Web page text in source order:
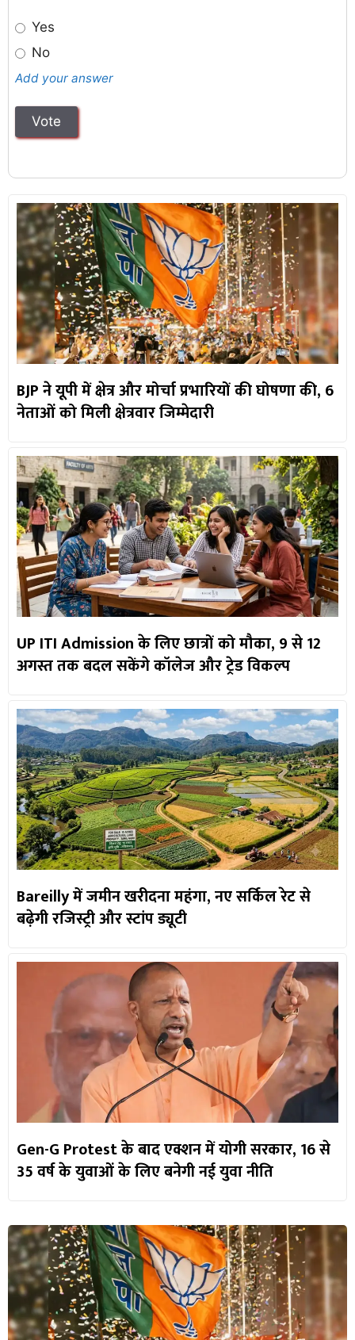
Yes
No
Add your answer
BJP ने यूपी में क्षेत्र और मोर्चा प्रभारियों की घोषणा की, 6
नेताओं को मिली क्षेत्रवार जिम्मेदारी
UP ITI Admission के लिए छात्रों को मौका, 9 से 12
अगस्त तक बदल सकेंगे कॉलेज और ट्रेड विकल्प
Bareilly में जमीन खरीदना महंगा, नए सर्किल रेट से
बढ़ेगी रजिस्ट्री और स्टांप ड्यूटी
Gen-G Protest के बाद एक्शन में योगी सरकार, 16 से
35 वर्ष के युवाओं के लिए बनेगी नई युवा नीति